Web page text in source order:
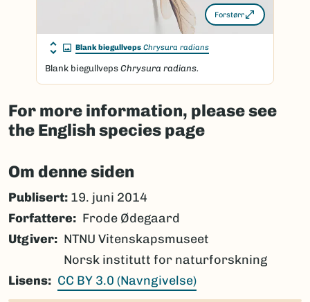
Forstørr
Blank biegullveps Chrysura radians
Blank biegullveps Chrysura radians.
For more information, please see
the English species page
Om denne siden
Publisert: 19. juni 2014
Forfattere
Frode Ødegaard
Utgiver
NTNU Vitenskapsmuseet
Norsk institutt for naturforskning
Lisens
CC BY 3.0 (Navngivelse)